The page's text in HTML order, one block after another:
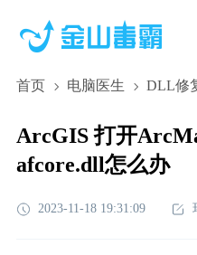
首页 电脑医生 DLL修
ArcGIS 打开
afcore.dll怎么办
2023-11-18 19:31:09